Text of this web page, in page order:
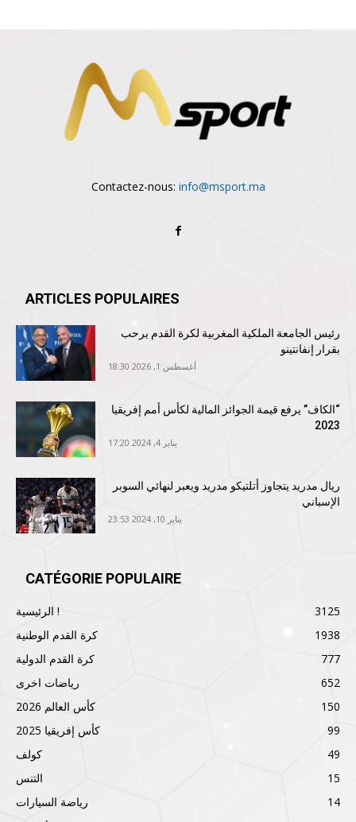
Contactez-nous: info@msport.ma
ARTICLES POPULAIRES
رئيس الجامعة الملكية المغربية لكرة القدم يرحب
بقرار إنفانتينو
أغسطس 1, 2026 18:30
“الكاف” يرفع قيمة الجوائز المالية لكأس أمم إفريقيا
2023
يناير 4, 2024 17:20
ريال مدريد يتجاوز أتلتيكو مدريد ويعبر لنهائي السوبر
الإسباني
يناير 10, 2024 23:53
CATÉGORIE POPULAIRE
الرئيسية !
3125
كرة القدم الوطنية
1938
كرة القدم الدولية
777
رياضات اخرى
652
كأس العالم 2026
150
كأس إفريقيا 2025
99
كولف
49
التنس
15
رياضة السيارات
14